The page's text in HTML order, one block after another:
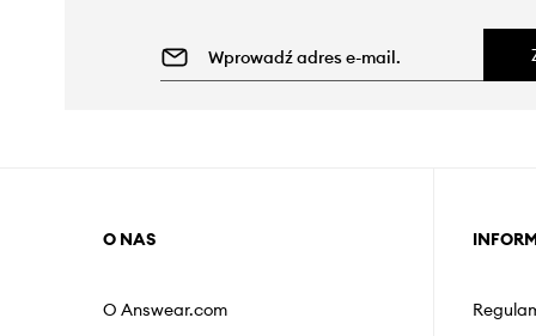
O NAS
O Answear.com